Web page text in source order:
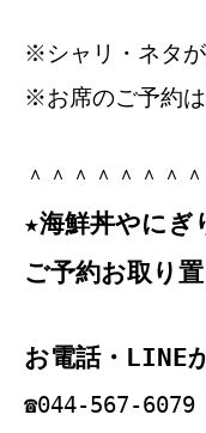
※シャリ・ネタ
※お席のご予約
＾＾＾＾＾＾＾
★海鮮丼やにぎ
ご予約お取り
お電話・LINE
☎044‐567‐6079